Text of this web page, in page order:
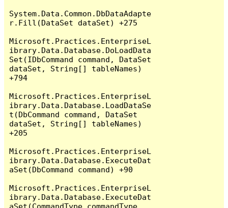
System.Data.Common.DbDataAdapte
r.Fill(DataSet dataSet) +275
Microsoft.Practices.EnterpriseL
ibrary.Data.Database.DoLoadData
Set(IDbCommand command, DataSet
dataSet, String[] tableNames)
+794
Microsoft.Practices.EnterpriseL
ibrary.Data.Database.LoadDataSe
t(DbCommand command, DataSet
dataSet, String[] tableNames)
+205
Microsoft.Practices.EnterpriseL
ibrary.Data.Database.ExecuteDat
aSet(DbCommand command) +90
Microsoft.Practices.EnterpriseL
ibrary.Data.Database.ExecuteDat
aSet(CommandType commandType,